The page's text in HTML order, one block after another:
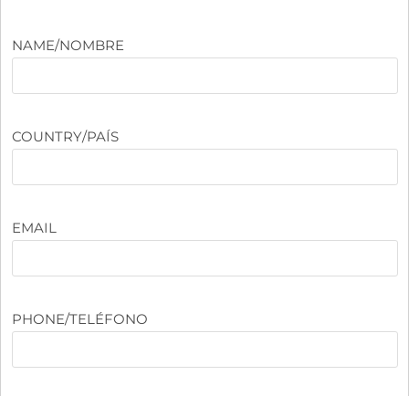
NAME/NOMBRE
COUNTRY/PAÍS
EMAIL
PHONE/TELÉFONO